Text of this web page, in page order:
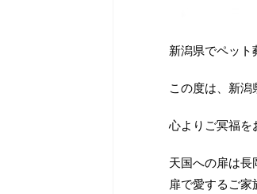
新潟県でペット
この度は、新潟
心よりご冥福を
天国への扉は
扉で愛するご家